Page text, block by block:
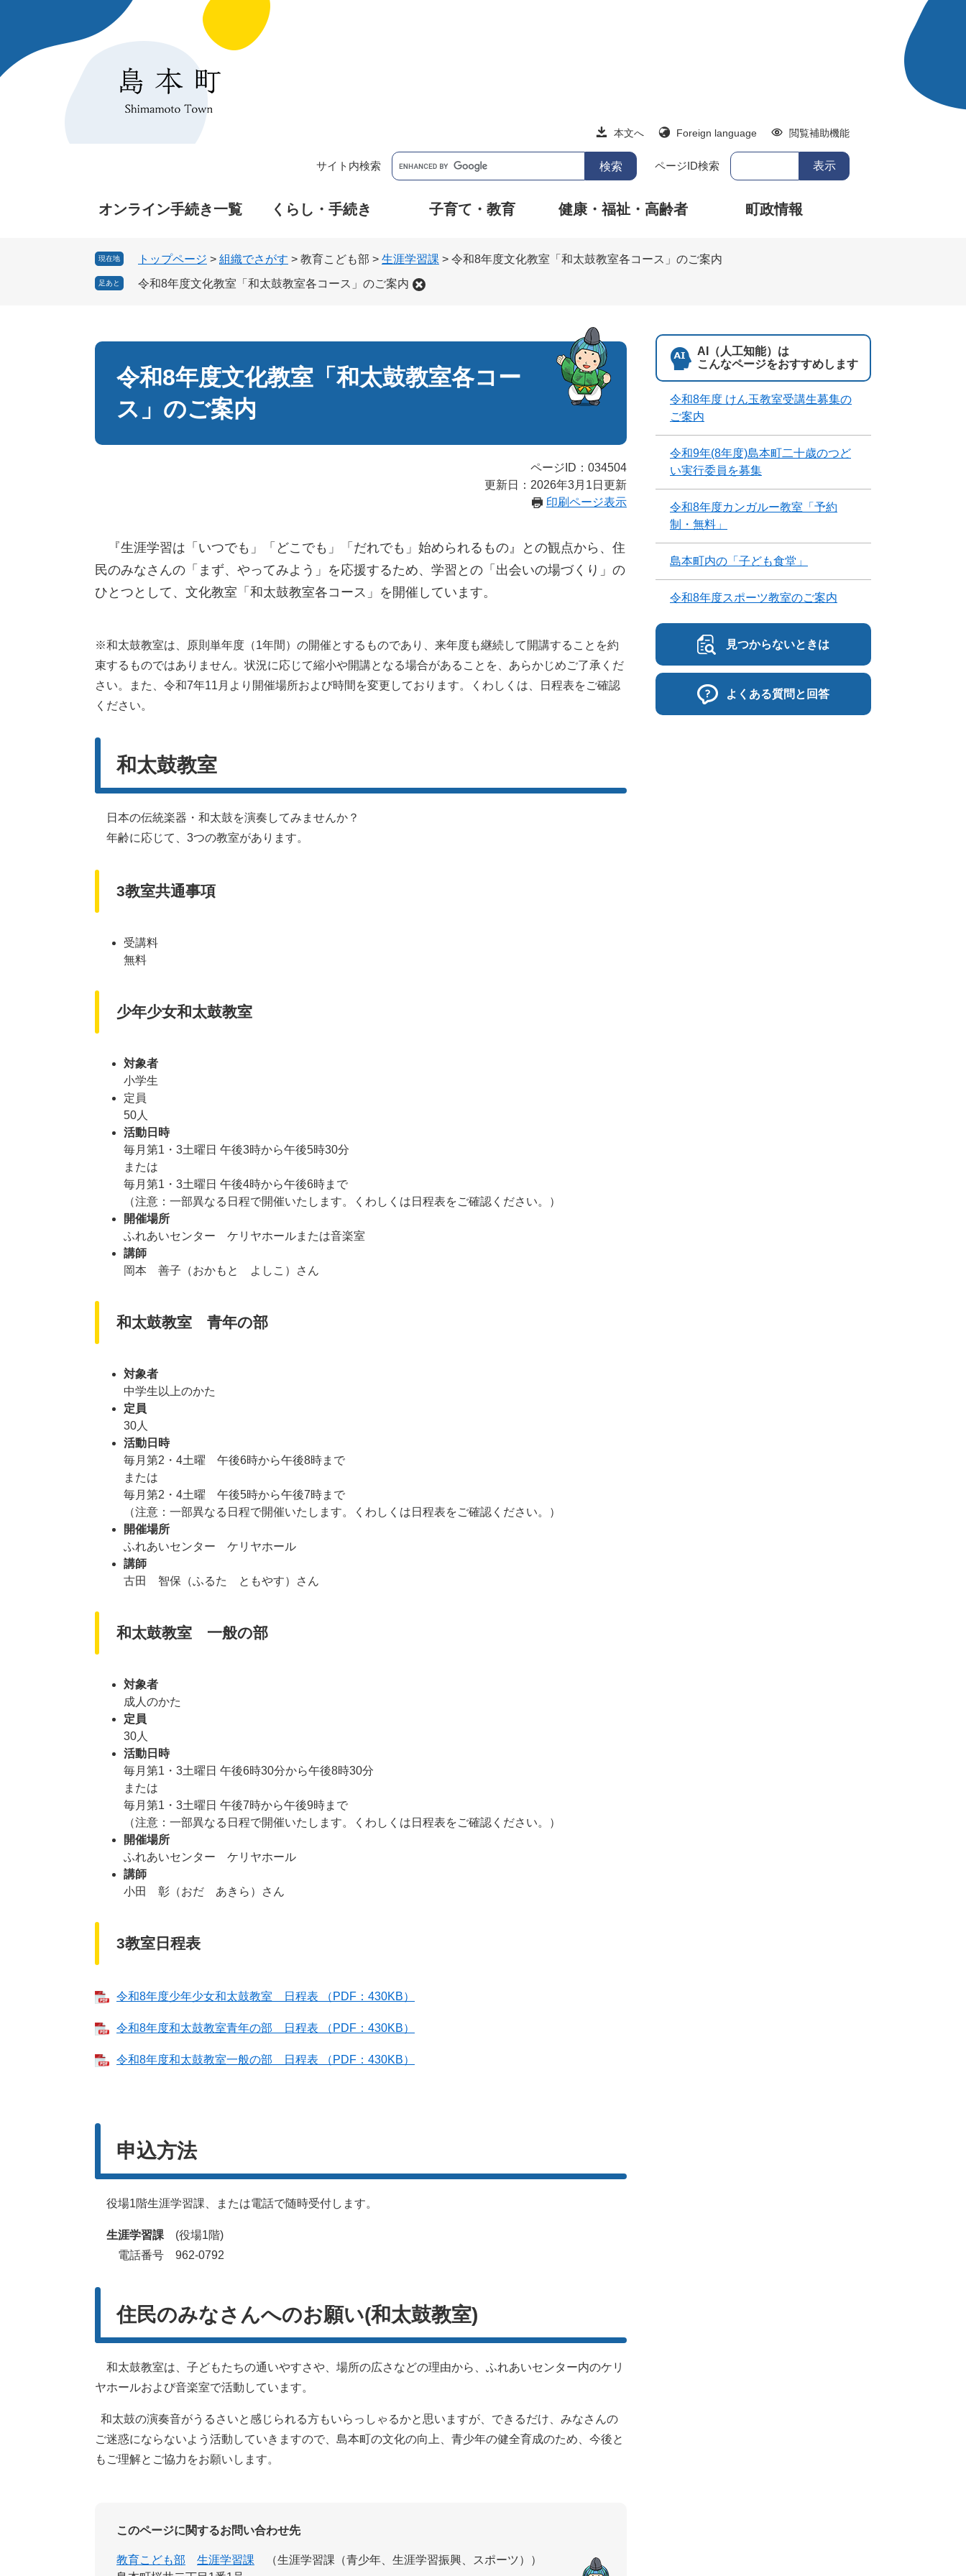
先
を
本文へ Foreign language 閲覧補助機能
サイト内検索 ページID検索
オンライン手続き一覧 くらし・手続き 子育て・教育 健康・福祉・高齢者 町政情報
現在地 トップページ > 組織でさがす > 教育こども部 > 生涯学習課 > 令和8年度文化教室「和太鼓教室各コース」のご案内
足あと 令和8年度文化教室「和太鼓教室各コース」のご案内
令和8年度文化教室「和太鼓教室各コー
ス」のご案内
ページID：034504
更新日：2026年3月1日更新
印刷ページ表示
『生涯学習は「いつでも」「どこでも」「だれでも」始められるもの』との観点から、住
民のみなさんの「まず、やってみよう」を応援するため、学習との「出会いの場づくり」の
ひとつとして、文化教室「和太鼓教室各コース」を開催しています。
※和太鼓教室は、原則単年度（1年間）の開催とするものであり、来年度も継続して開講することを約
束するものではありません。状況に応じて縮小や開講となる場合があることを、あらかじめご了承くだ
さい。また、令和7年11月より開催場所および時間を変更しております。くわしくは、日程表をご確認
ください。
和太鼓教室
日本の伝統楽器・和太鼓を演奏してみませんか？
年齢に応じて、3つの教室があります。
3教室共通事項
受講料
無料
少年少女和太鼓教室
対象者
小学生
定員
50人
活動日時
毎月第1・3土曜日 午後3時から午後5時30分
または
毎月第1・3土曜日 午後4時から午後6時まで
​（注意：一部異なる日程で開催いたします。くわしくは日程表をご確認ください。）
開催場所
ふれあいセンター ケリヤホール​または音楽室
講師
岡本 善子（おかもと よしこ）さん
和太鼓教室 青年の部
対象者
中学生以上のかた
定員
30人
活動日時
毎月第2・4土曜 午後6時から午後8時まで
または
​毎月第2・4土曜 午後5時から午後7時まで
​​（注意：一部異なる日程で開催いたします。くわしくは日程表をご確認ください。）
開催場所
ふれあいセンター ケリヤホール​
講師
古田 智保（ふるた ともやす）さん
和太鼓教室 一般の部
対象者
成人のかた
定員
30人
活動日時
毎月第1・3土曜日 午後6時30分から午後8時30分
または
毎月第1・3土曜日 午後7時から午後9時まで
​（注意：一部異なる日程で開催いたします。くわしくは日程表をご確認ください。）
開催場所
ふれあいセンター ケリヤホール​
講師
小田 彰（おだ あきら）さん
3教室日程表
令和8年度少年少女和太鼓教室 日程表 （PDF：430KB）
令和8年度和太鼓教室青年の部 日程表 （PDF：430KB）
令和8年度和太鼓教室一般の部 日程表 （PDF：430KB）
申込方法
役場1階生涯学習課、または電話で随時受付します。
生涯学習課 (役場1階)
電話番号 962-0792
住民のみなさんへのお願い(和太鼓教室)
和太鼓教室は、子どもたちの通いやすさや、場所の広さなどの理由から、ふれあいセンター内のケリ
ヤホールおよび音楽室で活動しています。
和太鼓の演奏音がうるさいと感じられる方もいらっしゃるかと思いますが、できるだけ、みなさんの
ご迷惑にならないよう活動していきますので、島本町の文化の向上、青少年の健全育成のため、今後と
もご理解とご協力をお願いします。
このページに関するお問い合わせ先
教育こども部 生涯学習課
生涯学習課（青少年、生涯学習振興、スポーツ）
AI（人工知能）は
こんなページをおすすめします
令和8年度 けん玉教室受講生募集の
ご案内
令和9年(8年度)島本町二十歳のつど
い実行委員を募集
令和8年度カンガルー教室「予約
制・無料」
島本町内の「子ども食堂」
令和8年度スポーツ教室のご案内
見つからないときは
よくある質問と回答